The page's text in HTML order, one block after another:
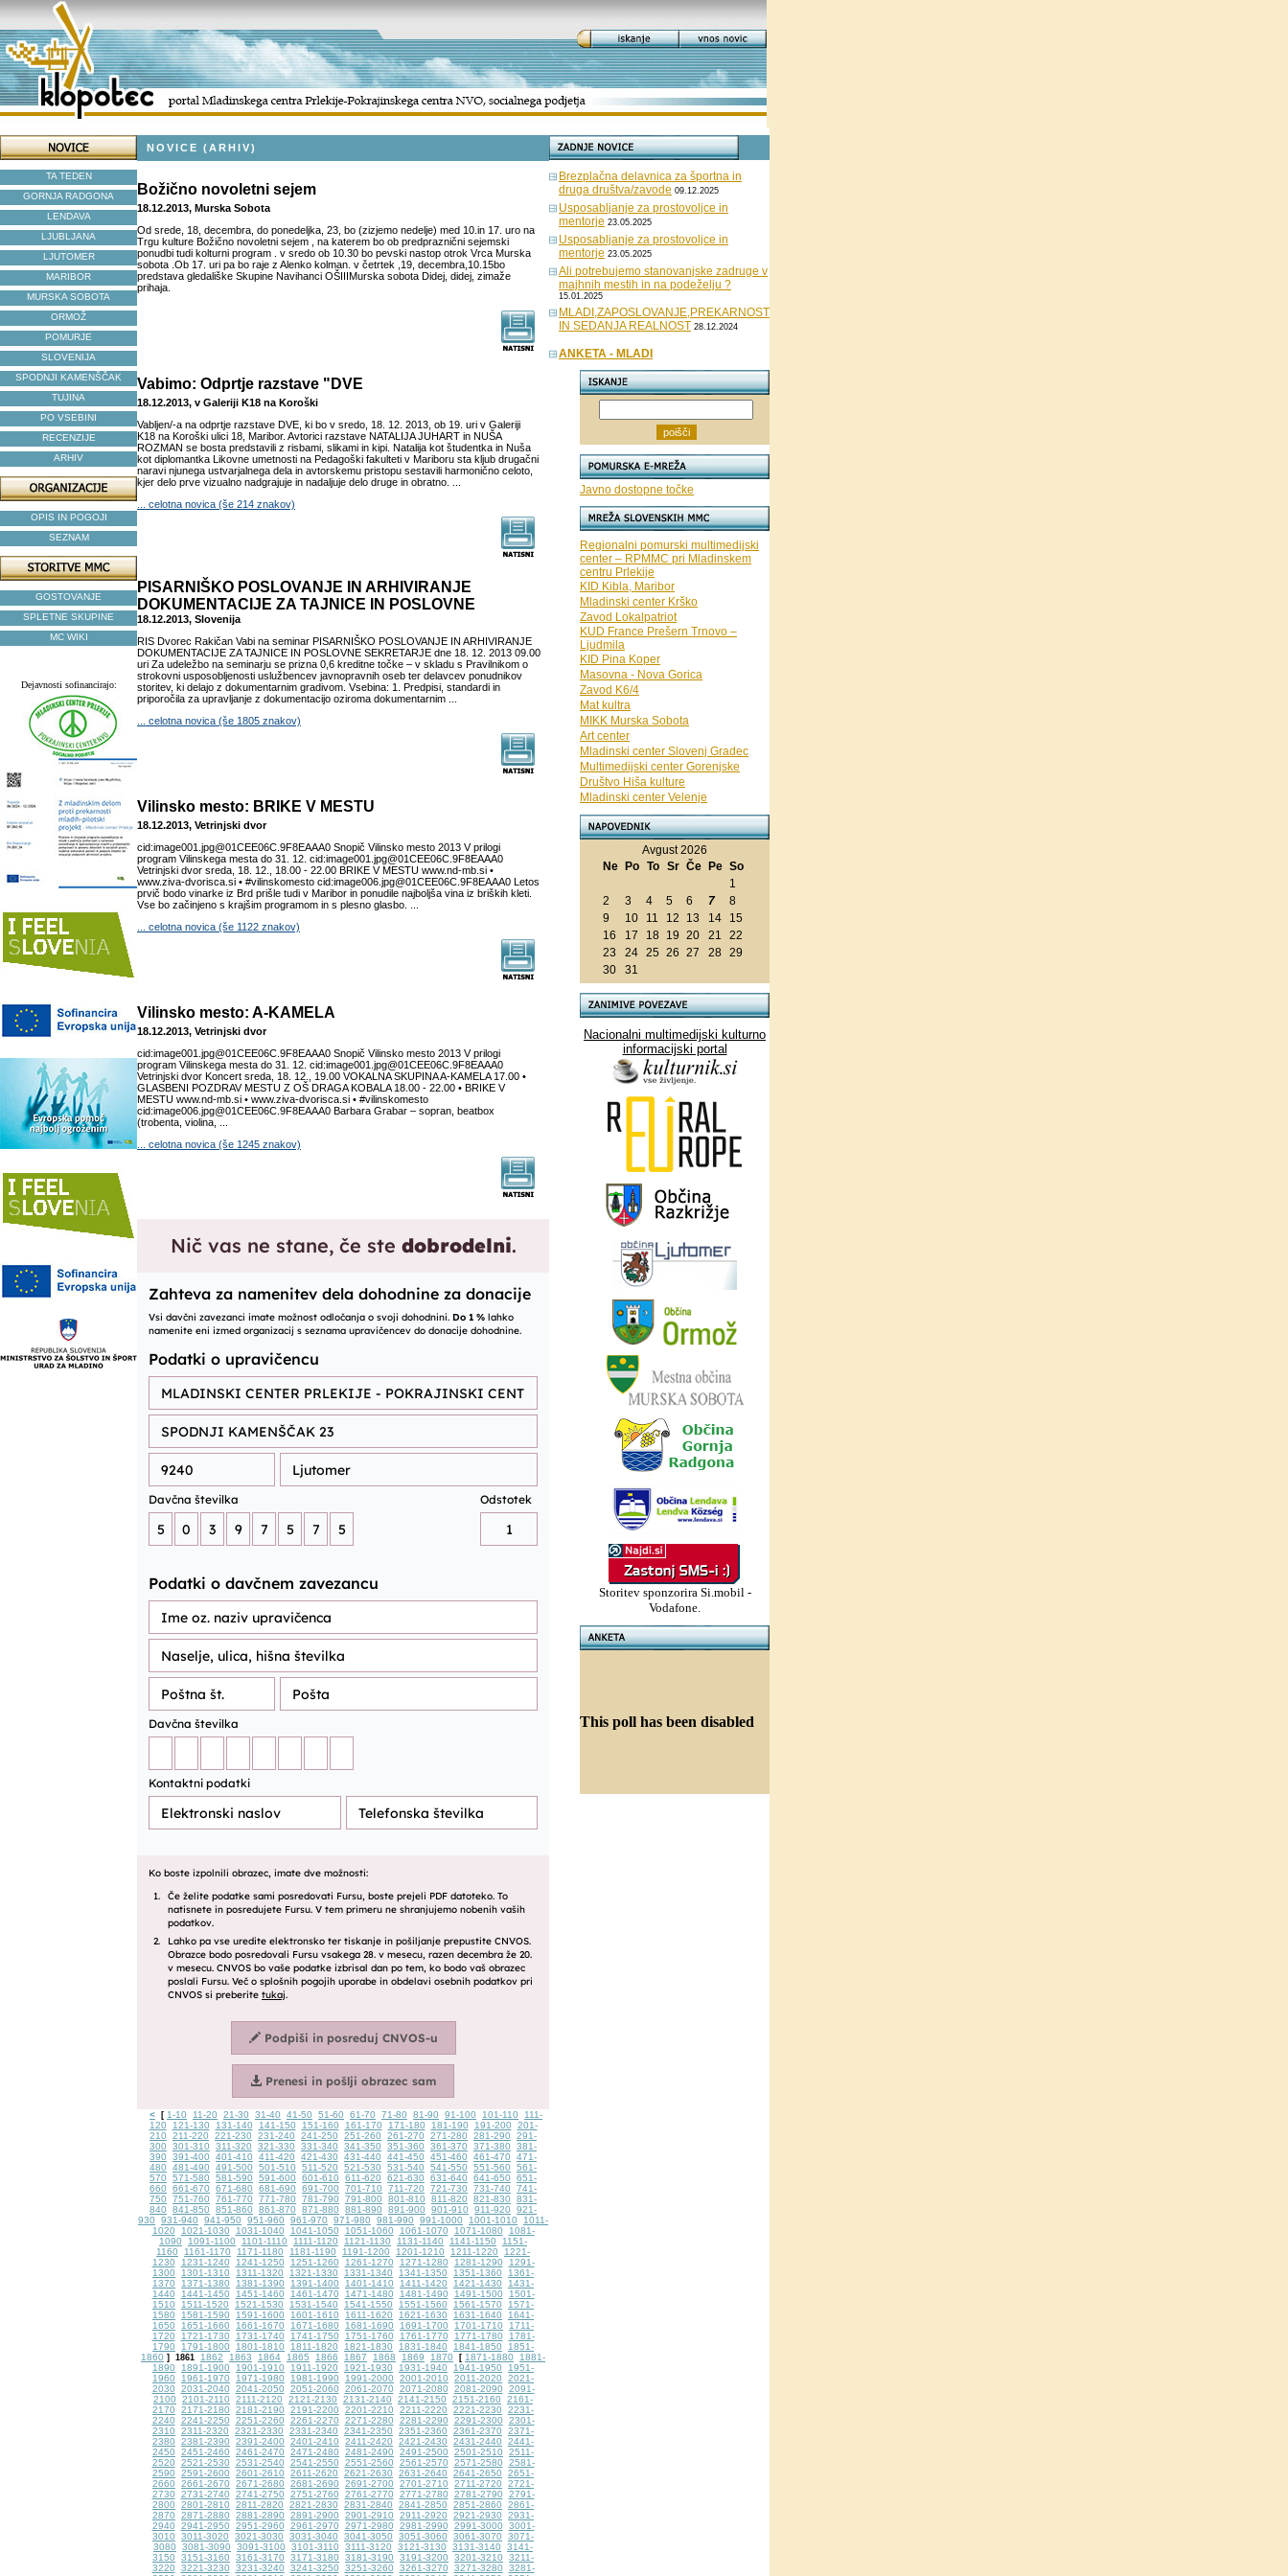
TA TEDEN
GORNJA RADGONA
LENDAVA
LJUBLJANA
LJUTOMER
MARIBOR
MURSKA SOBOTA
ORMOŽ
POMURJE
SLOVENIJA
SPODNJI KAMENŠČAK
TUJINA
PO VSEBINI
RECENZIJE
ARHIV
OPIS IN POGOJI
SEZNAM
GOSTOVANJE
SPLETNE SKUPINE
MC WIKI
Dejavnosti sofinancirajo:
NOVICE (ARHIV)
Božično novoletni sejem
18.12.2013, Murska Sobota
Od srede, 18, decembra, do ponedeljka, 23, bo (zizjemo nedelje) med 10.in 17. uro na
Trgu kulture Božično novoletni sejem , na katerem bo ob predpraznični sejemski
ponudbi tudi kolturni program . v sredo ob 10.30 bo pevski nastop otrok Vrca Murska
sobota .Ob 17. uri pa bo raje z Alenko kolman. v četrtek ,19, decembra,10.15bo
predstava gledališke Skupine Navihanci OŠIIIMurska sobota Didej, didej, zimaže
prihaja.
Vabimo: Odprtje razstave "DVE
18.12.2013, v Galeriji K18 na Koroški
Vabljen/-a na odprtje razstave DVE, ki bo v sredo, 18. 12. 2013, ob 19. uri v Galeriji
K18 na Koroški ulici 18, Maribor. Avtorici razstave NATALIJA JUHART in NUŠA
ROZMAN se bosta predstavili z risbami, slikami in kipi. Natalija kot študentka in Nuša
kot diplomantka Likovne umetnosti na Pedagoški fakulteti v Mariboru sta kljub drugačni
naravi njunega ustvarjalnega dela in avtorskemu pristopu sestavili harmonično celoto,
kjer delo prve vizualno nadgrajuje in nadaljuje delo druge in obratno. ...
... celotna novica (še 214 znakov)
PISARNIŠKO POSLOVANJE IN ARHIVIRANJE
DOKUMENTACIJE ZA TAJNICE IN POSLOVNE
18.12.2013, Slovenija
RIS Dvorec Rakičan Vabi na seminar PISARNIŠKO POSLOVANJE IN ARHIVIRANJE
DOKUMENTACIJE ZA TAJNICE IN POSLOVNE SEKRETARJE dne 18. 12. 2013 09.00
uri Za udeležbo na seminarju se prizna 0,6 kreditne točke – v skladu s Pravilnikom o
strokovni usposobljenosti uslužbencev javnopravnih oseb ter delavcev ponudnikov
storitev, ki delajo z dokumentarnim gradivom. Vsebina: 1. Predpisi, standardi in
priporočila za upravljanje z dokumentacijo oziroma dokumentarnim ...
... celotna novica (še 1805 znakov)
Vilinsko mesto: BRIKE V MESTU
18.12.2013, Vetrinjski dvor
cid:image001.jpg@01CEE06C.9F8EAAA0 Snopič Vilinsko mesto 2013 V prilogi
program Vilinskega mesta do 31. 12. cid:image001.jpg@01CEE06C.9F8EAAA0
Vetrinjski dvor sreda, 18. 12., 18.00 - 22.00 BRIKE V MESTU www.nd-mb.si •
www.ziva-dvorisca.si • #vilinskomesto cid:image006.jpg@01CEE06C.9F8EAAA0 Letos
prvič bodo vinarke iz Brd prišle tudi v Maribor in ponudile najboljša vina iz briških kleti.
Vse bo začinjeno s krajšim programom in s plesno glasbo. ...
... celotna novica (še 1122 znakov)
Vilinsko mesto: A-KAMELA
18.12.2013, Vetrinjski dvor
cid:image001.jpg@01CEE06C.9F8EAAA0 Snopič Vilinsko mesto 2013 V prilogi
program Vilinskega mesta do 31. 12. cid:image001.jpg@01CEE06C.9F8EAAA0
Vetrinjski dvor Koncert sreda, 18. 12., 19.00 VOKALNA SKUPINA A-KAMELA 17.00 •
GLASBENI POZDRAV MESTU Z OŠ DRAGA KOBALA 18.00 - 22.00 • BRIKE V
MESTU www.nd-mb.si • www.ziva-dvorisca.si • #vilinskomesto
cid:image006.jpg@01CEE06C.9F8EAAA0 Barbara Grabar – sopran, beatbox
(trobenta, violina, ...
... celotna novica (še 1245 znakov)
< [ 1-10 11-20 21-30 31-40 41-50 51-60 61-70 71-80 81-90 91-100 101-110
111-
120
121-130 131-140 141-150 151-160 161-170 171-180 181-190 191-200
201-
210
211-220 221-230 231-240 241-250 251-260 261-270 271-280 281-290
291-
300
301-310 311-320 321-330 331-340 341-350 351-360 361-370 371-380
381-
390
391-400 401-410 411-420 421-430 431-440 441-450 451-460 461-470
471-
480
481-490 491-500 501-510 511-520 521-530 531-540 541-550 551-560
561-
570
571-580 581-590 591-600 601-610 611-620 621-630 631-640 641-650
651-
660
661-670 671-680 681-690 691-700 701-710 711-720 721-730 731-740
741-
750
751-760 761-770 771-780 781-790 791-800 801-810 811-820 821-830
831-
840
841-850 851-860 861-870 871-880 881-890 891-900 901-910 911-920
921-
930
931-940 941-950 951-960 961-970 971-980 981-990 991-1000 1001-1010
1011-
1020
1021-1030 1031-1040 1041-1050 1051-1060 1061-1070 1071-1080
1081-
1090
1091-1100 1101-1110 1111-1120 1121-1130 1131-1140 1141-1150
1151-
1160
1161-1170 1171-1180 1181-1190 1191-1200 1201-1210 1211-1220
1221-
1230
1231-1240 1241-1250 1251-1260 1261-1270 1271-1280 1281-1290
1291-
1300
1301-1310 1311-1320 1321-1330 1331-1340 1341-1350 1351-1360
1361-
1370
1371-1380 1381-1390 1391-1400 1401-1410 1411-1420 1421-1430
1431-
1440
1441-1450 1451-1460 1461-1470 1471-1480 1481-1490 1491-1500
1501-
1510
1511-1520 1521-1530 1531-1540 1541-1550 1551-1560 1561-1570
1571-
1580
1581-1590 1591-1600 1601-1610 1611-1620 1621-1630 1631-1640
1641-
1650
1651-1660 1661-1670 1671-1680 1681-1690 1691-1700 1701-1710
1711-
1720
1721-1730 1731-1740 1741-1750 1751-1760 1761-1770 1771-1780
1781-
1790
1791-1800 1801-1810 1811-1820 1821-1830 1831-1840 1841-1850
1851-
1860 ] 1861 1862 1863 1864 1865 1866 1867 1868 1869 1870 [ 1871-1880
1881-
1890
1891-1900 1901-1910 1911-1920 1921-1930 1931-1940 1941-1950
1951-
1960
1961-1970 1971-1980 1981-1990 1991-2000 2001-2010 2011-2020
2021-
2030
2031-2040 2041-2050 2051-2060 2061-2070 2071-2080 2081-2090
2091-
2100
2101-2110 2111-2120 2121-2130 2131-2140 2141-2150 2151-2160
2161-
2170
2171-2180 2181-2190 2191-2200 2201-2210 2211-2220 2221-2230
2231-
2240
2241-2250 2251-2260 2261-2270 2271-2280 2281-2290 2291-2300
2301-
2310
2311-2320 2321-2330 2331-2340 2341-2350 2351-2360 2361-2370
2371-
2380
2381-2390 2391-2400 2401-2410 2411-2420 2421-2430 2431-2440
2441-
2450
2451-2460 2461-2470 2471-2480 2481-2490 2491-2500 2501-2510
2511-
2520
2521-2530 2531-2540 2541-2550 2551-2560 2561-2570 2571-2580
2581-
2590
2591-2600 2601-2610 2611-2620 2621-2630 2631-2640 2641-2650
2651-
2660
2661-2670 2671-2680 2681-2690 2691-2700 2701-2710 2711-2720
2721-
2730
2731-2740 2741-2750 2751-2760 2761-2770 2771-2780 2781-2790
2791-
2800
2801-2810 2811-2820 2821-2830 2831-2840 2841-2850 2851-2860
2861-
2870
2871-2880 2881-2890 2891-2900 2901-2910 2911-2920 2921-2930
2931-
2940
2941-2950 2951-2960 2961-2970 2971-2980 2981-2990 2991-3000
3001-
3010
3011-3020 3021-3030 3031-3040 3041-3050 3051-3060 3061-3070
3071-
3080
3081-3090 3091-3100 3101-3110 3111-3120 3121-3130 3131-3140
3141-
3150
3151-3160 3161-3170 3171-3180 3181-3190 3191-3200 3201-3210
3211-
3220
3221-3230 3231-3240 3241-3250 3251-3260 3261-3270 3271-3280
3281-
Brezplačna delavnica za športna in
druga društva/zavode 09.12.2025
Usposabljanje za prostovoljce in
mentorje 23.05.2025
Usposabljanje za prostovoljce in
mentorje 23.05.2025
Ali potrebujemo stanovanjske zadruge v
majhnih mestih in na podeželju ?
15.01.2025
MLADI,ZAPOSLOVANJE,PREKARNOST
IN SEDANJA REALNOST 28.12.2024
ANKETA - MLADI
Javno dostopne točke
Regionalni pomurski multimedijski
center – RPMMC pri Mladinskem
centru Prlekije
KID Kibla, Maribor
Mladinski center Krško
Zavod Lokalpatriot
KUD France Prešern Trnovo –
Ljudmila
KID Pina Koper
Masovna - Nova Gorica
Zavod K6/4
Mat kultra
MIKK Murska Sobota
Art center
Mladinski center Slovenj Gradec
Multimedijski center Gorenjske
Društvo Hiša kulture
Mladinski center Velenje
Avgust 2026
Ne
Po To Sr Če Pe So
1
2
3 4 5 6 7
8
9
10 11 12 13 14
15
16
17 18 19 20 21
22
23
24 25 26 27 28 29
30
31
Nacionalni multimedijski kulturno
informacijski portal
Storitev sponzorira Si.mobil -
Vodafone.
This poll has been disabled